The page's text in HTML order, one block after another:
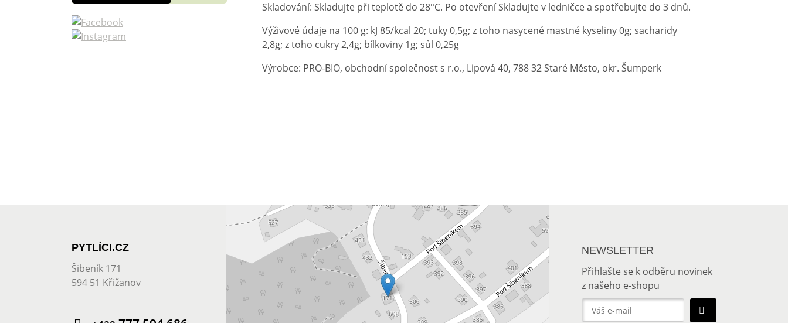
Skladování: Skladujte při teplotě do 28°C. Po otevření Skladujte v ledničce a spotřebujte do 3 dnů.
Výživové údaje na 100 g: kJ 85/kcal 20; tuky 0,5g; z toho nasycené mastné kyseliny 0g; sacharidy
2,8g; z toho cukry 2,4g; bílkoviny 1g; sůl 0,25g
Výrobce: PRO-BIO, obchodní společnost s r.o., Lipová 40, 788 32 Staré Město, okr. Šumperk
PYTLÍCI.CZ
Šibeník 171
594 51 Křižanov
NEWSLETTER
Přihlašte se k odběru novinek
z našeho e-shopu